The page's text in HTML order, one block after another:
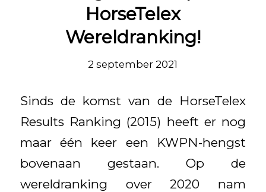
HorseTelex
Wereldranking!
2 september 2021
Sinds de komst van de HorseTelex
Results Ranking (2015) heeft er nog
maar één keer een KWPN-hengst
bovenaan gestaan. Op de
wereldranking over 2020 nam